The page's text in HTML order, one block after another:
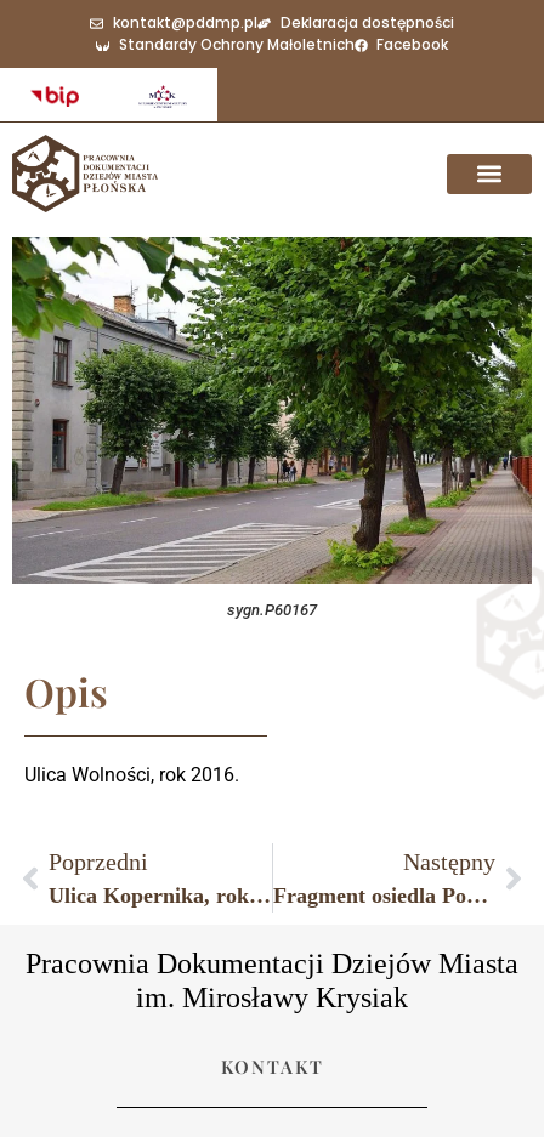
kontakt@pddmp.pl
Deklaracja dostępności
Standardy Ochrony Małoletnich
Facebook
sygn.P60167
Opis
Ulica Wolności, rok 2016.
Poprzedni
Ulica Kopernika, rok 2016.
Następny
Fragment osiedla Poświętne, budynek przy ulicy Postępu Rolniczego, rok 2016.
Pracownia Dokumentacji Dziejów Miasta
im. Mirosławy Krysiak
KONTAKT